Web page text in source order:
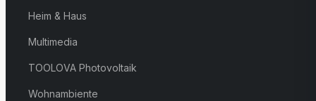
Heim & Haus
Multimedia
TOOLOVA Photovoltaik
Wohnambiente